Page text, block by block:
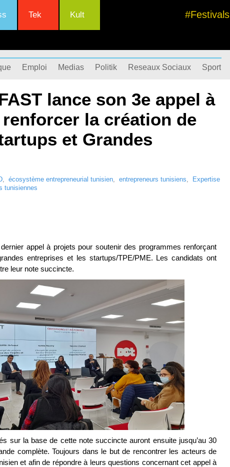
Tek Kult #Festivals
Emploi Medias Politik Reseaux Sociaux Sport
lance son 3e appel à
la création de
et Grandes
, écosystème entrepreneurial tunisien, entrepreneurs tunisiens,
Expertise
tunisiennes
appel à projets pour soutenir des programmes renforçant
entreprises et les startups/TPE/PME. Les candidats ont
leur note succincte.
sur la base de cette note succincte auront ensuite jusqu’au 30
complète. Toujours dans le but de rencontrer les acteurs de
et afin de répondre à leurs questions concernant cet appel à